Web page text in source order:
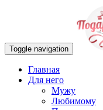
Toggle navigation
Главная
Для него
Мужу
Любимому